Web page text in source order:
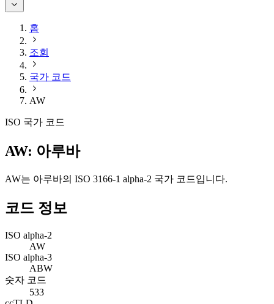
홈
조회
국가 코드
AW
ISO 국가 코드
AW: 아루바
AW는 아루바의 ISO 3166-1 alpha-2 국가 코드입니다.
코드 정보
ISO alpha-2
AW
ISO alpha-3
ABW
숫자 코드
533